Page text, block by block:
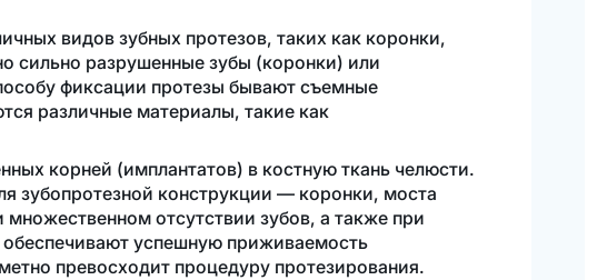
видов зубных протезов, таких как коронки,
сильно разрушенные зубы (коронки) или
фиксации протезы бывают съемные
различные материалы, такие как
корней (имплантатов) в костную ткань челюсти.
зубопротезной конструкции — коронки, моста
отсутствии зубов, а также при
успешную приживаемость
превосходит процедуру протезирования.